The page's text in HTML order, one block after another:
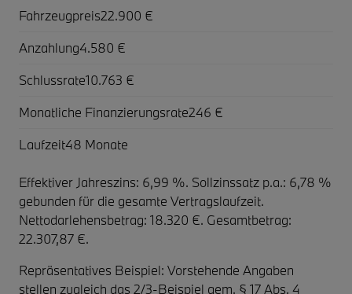
Fahrzeugpreis22.900 €
Anzahlung4.580 €
Schlussrate10.763 €
Monatliche Finanzierungsrate246 €
Laufzeit48 Monate
Effektiver Jahreszins: 6,99 %. Sollzinssatz p.a.: 6,78 %
gebunden für die gesamte Vertragslaufzeit.
Nettodarlehensbetrag: 18.320 €. Gesamtbetrag:
22.307,87 €.
Repräsentatives Beispiel: Vorstehende Angaben
stellen zugleich das 2/3-Beispiel gem. § 17 Abs. 4